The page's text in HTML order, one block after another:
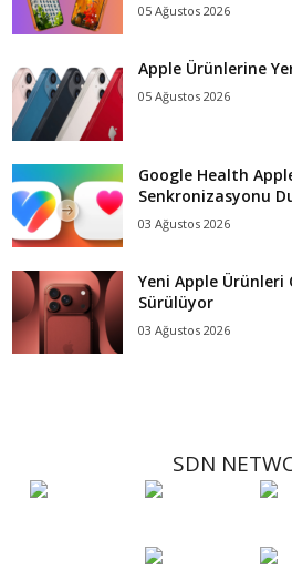
05 Ağustos 2026
Apple Ürünlerine
05 Ağustos 2026
Google Health
Senkronizasyonu
03 Ağustos 2026
Yeni Apple Ürünleri
Sürülüyor
03 Ağustos 2026
SDN